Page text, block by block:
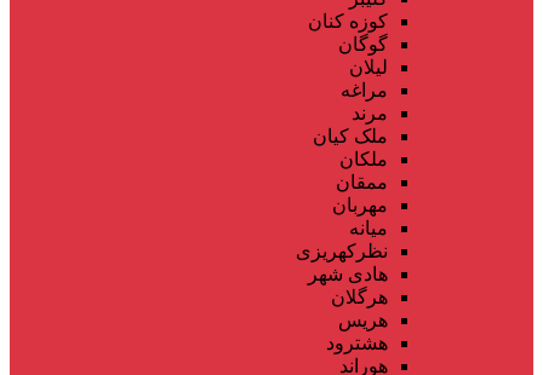
کوزه کنان
گوگان
لیلان
مراغه
مرند
ملک کیان
ملکان
ممقان
مهربان
میانه
نظرکهریزی
هادی شهر
هرگلان
هریس
هشترود
هوراند